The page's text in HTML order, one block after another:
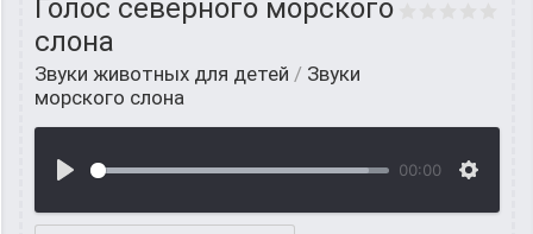
Голос северного морского
слона
Звуки животных для детей / Звуки
морского слона
00:00